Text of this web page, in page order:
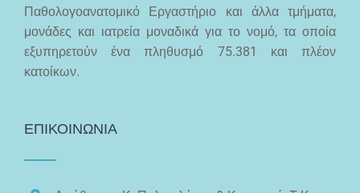
Παθολογοανατομικό Εργαστήριο και άλλα τμήματα,
μονάδες και ιατρεία μοναδικά για το νομό, τα οποία
εξυπηρετούν ένα πληθυσμό 75.381 και πλέον
κατοίκων.
ΕΠΙΚΟΙΝΩΝΙΑ